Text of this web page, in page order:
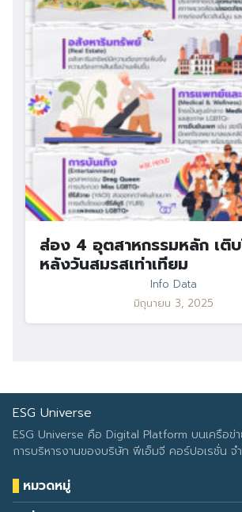
ส่อง 4 อุตสาหกรรมหลัก เติ
หลังวันสมรสเท่าเทียม
Info Data
มิถุนายน 3, 2025
ESG Universe
ESG Universe คือ Digital Platform บนเครือข่
การบริหารงานของบริษัท พีเอ็มจี คอร์ปอเรชั่น จ
หมวดหมู่
Health & Wellness